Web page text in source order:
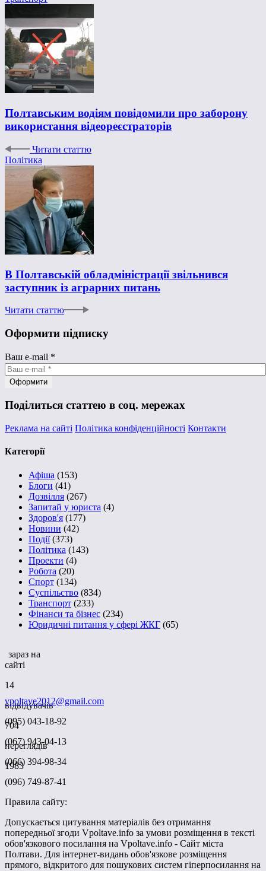
Полтавським водіям повідомили про заборону
використання відеореєстраторів
Читати статтю
Політика
В Полтавській обладміністрації звільнився
заступник із аграрних питань
Читати статтю
Оформити підписку
Ваш e-mail *
Поділиться статтею в соц. мережах
Реклама на сайті Політика конфіденційності Контакти
Категорії
Афіша (153)
Блоги (41)
Дозвілля (267)
Запитай у юриста (4)
Здоров'я (177)
Новини (42)
Події(373)
Політика (143)
Проекти (4)
Робота (20)
Спорт (134)
Суспільство (834)
Транспорт (233)
Фінанси та бізнес (234)
Юридичні питання у сфері ЖКГ (65)
зараз на
сайті
14
відвідувачів
704
переглядів
1983
vpoltave2012@gmail.com
(095) 043-18-92
(067) 943-04-13
(066) 394-98-34
(096) 749-87-41
Правила сайту:
Допускається цитування матеріалів без отримання
попередньої згоди Vpoltave.info за умови розміщення в тексті
обов'язкового посилання на Vpoltave.info - Сайт міста
Полтави. Для інтернет-видань обов'язкове розміщення
прямого, відкритого для пошукових систем гіперпосилання на